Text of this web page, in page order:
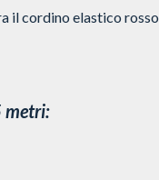
il cordino elastico
metri: